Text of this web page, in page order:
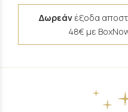
Δωρεάν έξοδα
48€ με